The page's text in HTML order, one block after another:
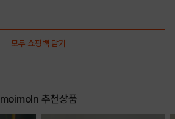
모두 쇼핑백 담기
moimoln 추천상품